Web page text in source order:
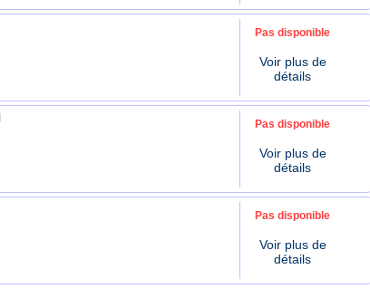
Pas disponible
Voir plus de
détails
Pas disponible
Voir plus de
détails
Pas disponible
Voir plus de
détails